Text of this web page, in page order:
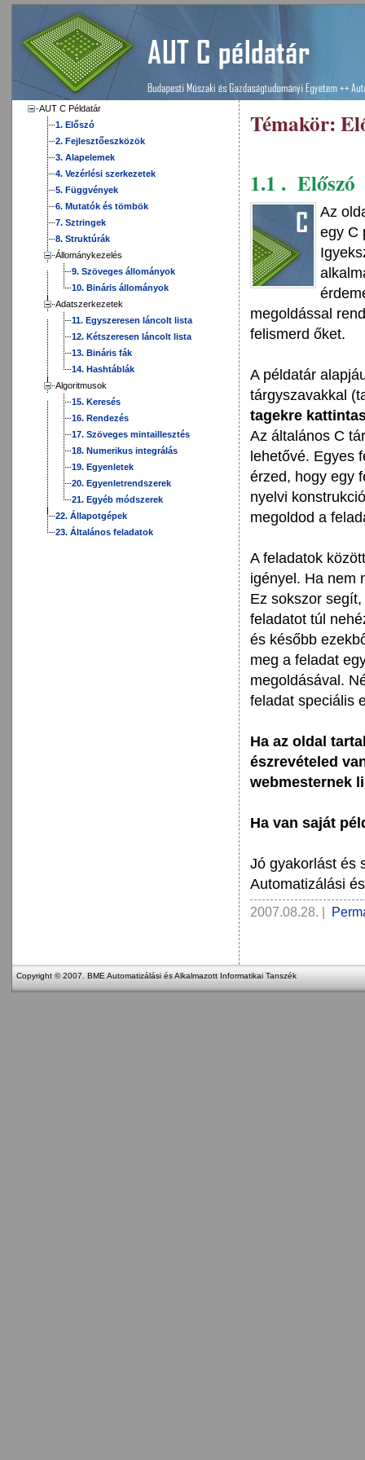
AUT C Példatár
1. Előszó
2. Fejlesztőeszközök
3. Alapelemek
4. Vezérlési szerkezetek
5. Függvények
6. Mutatók és tömbök
7. Sztringek
8. Struktúrák
Állománykezelés
9. Szöveges állományok
10. Bináris állományok
Adatszerkezetek
11. Egyszeresen láncolt lista
12. Kétszeresen láncolt lista
13. Bináris fák
14. Hashtáblák
Algoritmusok
15. Keresés
16. Rendezés
17. Szöveges mintaillesztés
18. Numerikus integrálás
19. Egyenletek
20. Egyenletrendszerek
21. Egyéb módszerek
22. Állapotgépek
23. Általános feladatok
Témakör:
1.1 . Előszó
Az
egy C
megoldással
felismerd őket.
A példatár
tárgyszavakkal
tagekre
Az általános C
lehetővé. Egyes
érzed, hogy egy
nyelvi
megoldod a
A feladatok
igényel. Ha nem
Ez sokszor
feladatot túl
és később
meg a feladat
megoldásával.
feladat speciális
Ha az oldal
észrevételed
webmesternek
Ha van saját
Jó gyakorlást és
Automatizálási
2007.08.28. |
Copyright © 2007. BME Automatizálási és Alkalmazott Informatikai Tanszék